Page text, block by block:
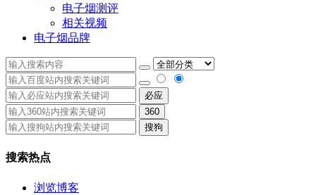
电子烟测评
相关视频
电子烟品牌
必应
360
搜狗
搜索热点
浏览博客